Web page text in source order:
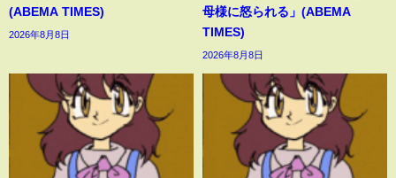
(ABEMA TIMES)
2026年8月8日
母様に怒られる」(ABEMA
TIMES)
2026年8月8日